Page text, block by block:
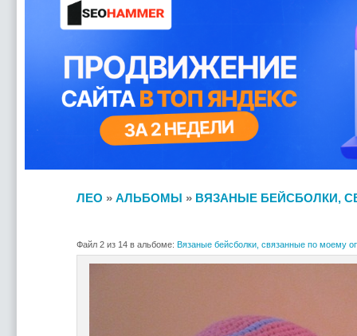
ЛЕО » АЛЬБОМЫ » ВЯЗАНЫЕ БЕЙСБОЛКИ,
Файл 2 из 14 в альбоме: Вязаные бейсболки, связанные по моему